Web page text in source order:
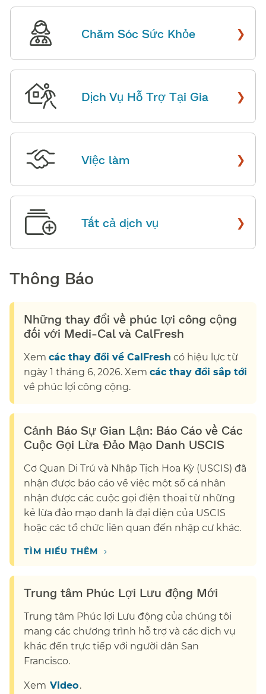
Chăm Sóc Sức Khỏe ›
Dịch Vụ Hỗ Trợ Tại Gia ›
Việc làm ›
Tất cả dịch vụ ›
Thông Báo​​
Những thay đổi về phúc lợi công cộng
đối với Medi-Cal và CalFresh​​
Xem các thay đổi về CalFresh có hiệu lực từ
ngày 1 tháng 6, 2026. Xem các thay đổi sắp tới
về phúc lợi công cộng.​​
Cảnh Báo Sự Gian Lận: Báo Cáo về Các
Cuộc Gọi Lừa Đảo Mạo Danh USCIS​​
Cơ Quan Di Trú và Nhập Tịch Hoa Kỳ (USCIS) đã
nhận được báo cáo về việc một số cá nhân
nhận được các cuộc gọi điện thoại từ những
kẻ lừa đảo mạo danh là đại diện của USCIS
hoặc các tổ chức liên quan đến nhập cư khác.​​
TÌM HIỂU THÊM​​ ›
Trung tâm Phúc Lợi Lưu động Mới​​
Trung tâm Phúc lợi Lưu động của chúng tôi
mang các chương trình hỗ trợ và các dịch vụ
khác đến trực tiếp với người dân San
Francisco.​​
Xem​​ Video​​.